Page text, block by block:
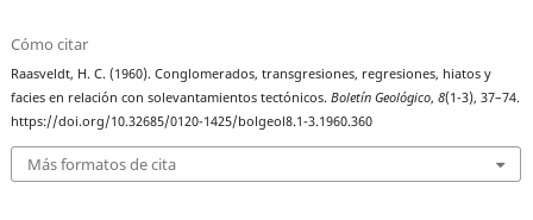
Cómo citar
Raasveldt, H. C. (1960). Conglomerados, transgresiones, regresiones, hiatos y
facies en relación con solevantamientos tectónicos.Boletín Geológico,8(1-3), 37–74.
https://doi.org/10.32685/0120-1425/bolgeol8.1-3.1960.360
Más formatos de cita